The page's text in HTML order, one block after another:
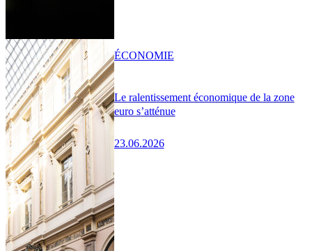
Le ralentissement économique de la zone
euro s’atténue
23.06.2026
ÉCONOMIE